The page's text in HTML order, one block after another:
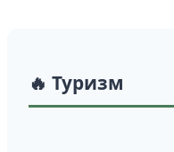
🔥 Туризм